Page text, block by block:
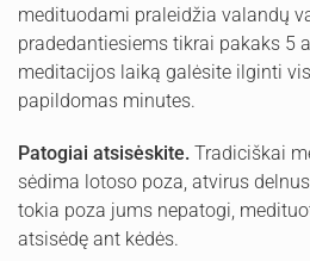
medituodami praleidžia valandų
pradedantiesiems tikrai pakaks 5
meditacijos laiką galėsite ilginti
papildomas minutes.
Patogiai atsisėskite. Tradiciškai
sėdima lotoso poza, atvirus
tokia poza jums nepatogi,
atsisėdę ant kėdės.